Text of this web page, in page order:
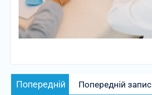
Навігація
записів
Попередній
Попередній
запис:
Попередній запис